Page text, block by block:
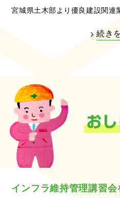
宮城県土木部より優良建設関連
続き
インフラ維持管理講習